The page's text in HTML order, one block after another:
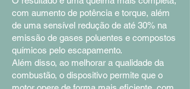
com aumento de potência e torque, além
de uma sensível redução de até 30% na
emissão de gases poluentes e compostos
químicos pelo escapamento.
Além disso, ao melhorar a qualidade da
combustão, o dispositivo permite que o